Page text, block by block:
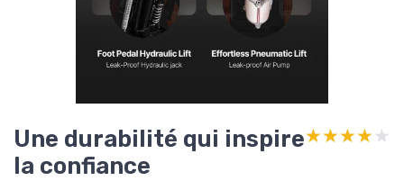
Une durabilité qui inspire
la confiance
★★★★★
★★★★★